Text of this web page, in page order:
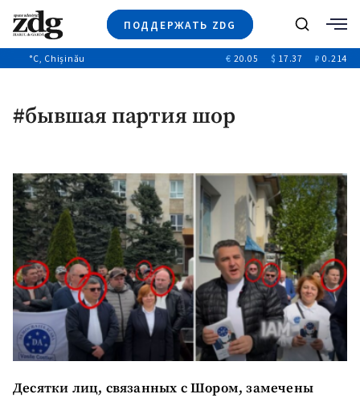
ПОДДЕРЖАТЬ ZDG
Новости
Видео
Выборы 2025
Поиск
°C, Chișinău € 20.05 $ 17.37 ₽ 0.214
#бывшая партия шор
Десятки лиц, связанных с Шором, замечены